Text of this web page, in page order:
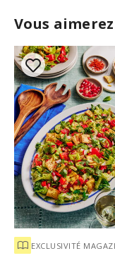
Vous
EXCLUSIVITÉ